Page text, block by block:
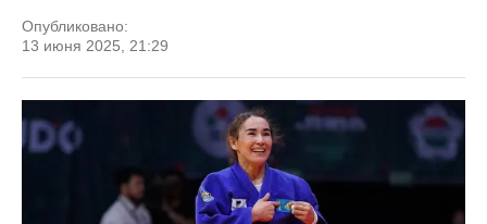
Опубликовано:
13 июня 2025, 21:29